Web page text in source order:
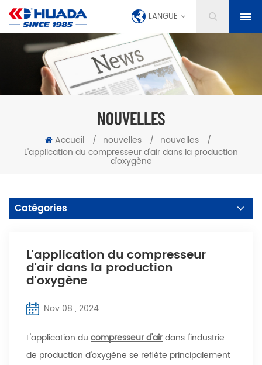
LANGUE
NOUVELLES
Accueil / nouvelles / nouvelles
/
L'application du compresseur d'air dans la production
d'oxygène
Catégories
L'application du compresseur
d'air dans la production
d'oxygène
Nov 08 , 2024
L'application du compresseur d'airdans l'industrie
de production d'oxygène se reflète principalement